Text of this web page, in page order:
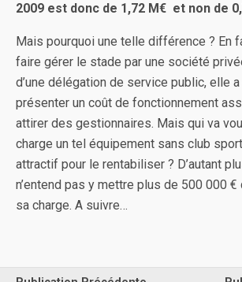
2009 est donc de 1,72 M€ et non de
Mais pourquoi une telle différence ? En
faire gérer le stade par une société
d’une délégation de service public, elle
présenter un coût de fonctionnement
attirer des gestionnaires. Mais qui va
charge un tel équipement sans club
attractif pour le rentabiliser ? D’autant
n’entend pas y mettre plus de 500 000
sa charge. A suivre…